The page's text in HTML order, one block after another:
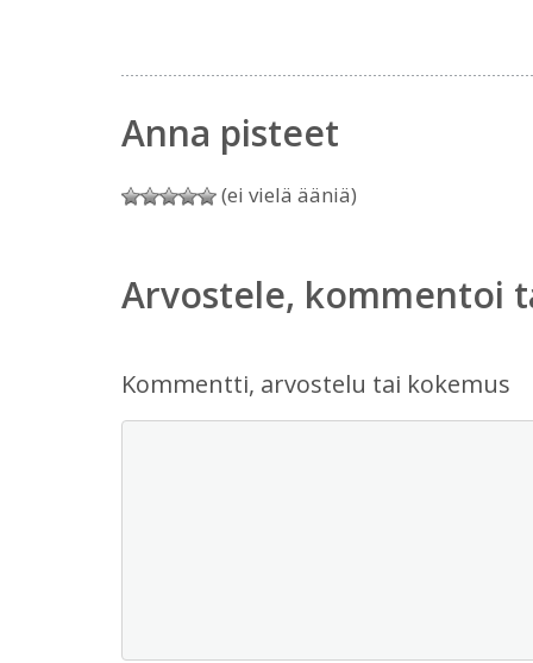
Anna pisteet
(ei vielä ääniä)
Arvostele, kommentoi
Kommentti, arvostelu tai kokemus